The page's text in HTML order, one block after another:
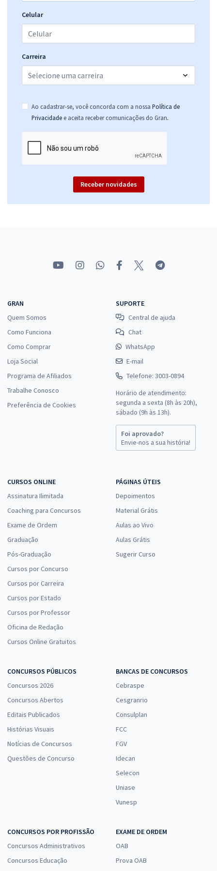
ou 12x deR$25,99
Conhecimentos Específicos para Analista Judiciário - Especialidade:
Economia
R$ 375,92à vista
ou 12x de
Economize R$ 93,98 (-20%)
Economize R$ 117,80 (-20%)
Celular
Carreira
Ao cadastrar-se, você concorda com a nossa Política de
Privacidade e aceita receber comunicações do Gran.
Receber novidades
GRAN
Quem Somos
Como Funciona
Como Comprar
Loja Social
Programa de Afiliados
Trabalhe Conosco
Preferência de Cookies
SUPORTE
Central de ajuda
Chat
WhatsApp
E-mail
Telefone: 3003-0894
Horário de atendimento:
segunda a sexta (8h às 20h),
sábado (9h às 13h).
Foi aprovado?
Envie-nos a sua história!
CURSOS ONLINE
Assinatura Ilimitada
Coaching para Concursos
Exame de Ordem
Graduação
Pós-Graduação
Cursos por Concurso
Cursos por Carreira
Cursos por Estado
Cursos por Professor
Oficina de Redação
Cursos Online Gratuitos
PÁGINAS ÚTEIS
Depoimentos
Material Grátis
Aulas ao Vivo
Aulas Grátis
Sugerir Curso
CONCURSOS PÚBLICOS
Concursos 2026
Concursos Abertos
Editais Publicados
Histórias Visuais
Notícias de Concursos
Questões de Concurso
BANCAS DE CONCURSOS
Cebraspe
Cesgranrio
Consulplan
FCC
FGV
Idecan
Selecon
Uniase
Vunesp
CONCURSOS POR PROFISSÃO
Concursos Administrativos
Concursos Educação
EXAME DE ORDEM
OAB
Prova OAB